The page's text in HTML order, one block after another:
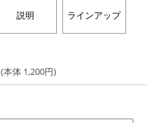
説明 ラインアップ
(本体 1,200円)